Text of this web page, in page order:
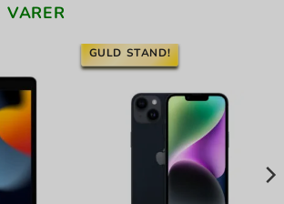
VARER
GULD STAND!